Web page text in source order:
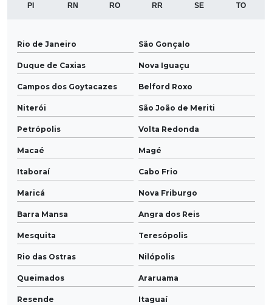
PI RN RO RR SE TO
Rio de Janeiro São Gonçalo
Duque de Caxias Nova Iguaçu
Campos dos Goytacazes Belford Roxo
Niterói São João de Meriti
Petrópolis Volta Redonda
Macaé Magé
Itaboraí Cabo Frio
Maricá Nova Friburgo
Barra Mansa Angra dos Reis
Mesquita Teresópolis
Rio das Ostras Nilópolis
Queimados Araruama
Resende Itaguaí